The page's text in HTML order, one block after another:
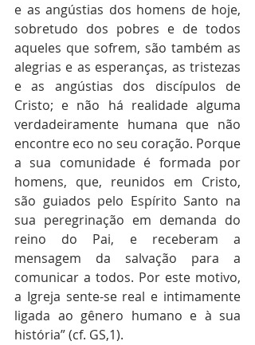
e as angústias dos homens de hoje,
sobretudo dos pobres e de todos
aqueles que sofrem, são também as
alegrias e as esperanças, as tristezas
e as angústias dos discípulos de
Cristo; e não há realidade alguma
verdadeiramente humana que não
encontre eco no seu coração. Porque
a sua comunidade é formada por
homens, que, reunidos em Cristo,
são guiados pelo Espírito Santo na
sua peregrinação em demanda do
reino do Pai, e receberam a
mensagem da salvação para a
comunicar a todos. Por este motivo,
a Igreja sente-se real e intimamente
ligada ao gênero humano e à sua
história” (cf. GS,1).